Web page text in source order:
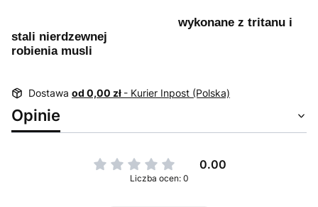
wykonane z tritanu i
stali nierdzewnej
robienia musli
Dostawa od 0,00 zł - Kurier Inpost (Polska)
Opinie
0.00
Liczba ocen: 0